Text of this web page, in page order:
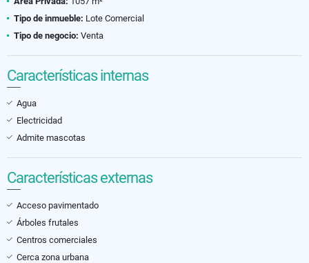
Tipo de inmueble: Lote Comercial
Tipo de negocio: Venta
Características internas
Agua
Electricidad
Admite mascotas
Características externas
Acceso pavimentado
Árboles frutales
Centros comerciales
Cerca zona urbana